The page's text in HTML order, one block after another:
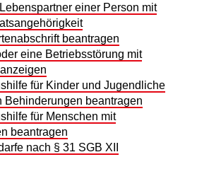
einer Person mit
beantragen
eine Betriebsstörung mit
für Kinder und Jugendliche
Behinderungen beantragen
für Menschen mit
beantragen
nach § 31 SGB XII